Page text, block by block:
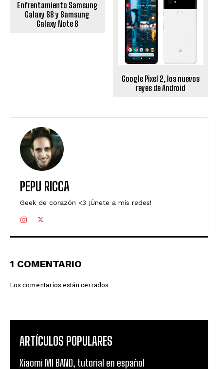
Enfrentamiento Samsung
Galaxy S8 y Samsung
Galaxy Note 8
Google Pixel 2, los nuevos
reyes de Android
PEPU RICCA
Geek de corazón <3 ¡Únete a mis redes!
1 COMENTARIO
Los comentarios están cerrados.
ARTÍCULOS POPULARES
Xiaomi MI BAND, tutorial en español